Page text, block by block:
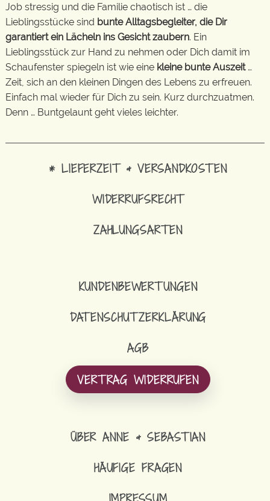
Job stressig und die Familie chaotisch ist … die
Lieblingsstücke sind bunte Alltagsbegleiter, die Dir
garantiert ein Lächeln ins Gesicht zaubern. Ein
Lieblingsstück zur Hand zu nehmen oder Dich damit im
Schaufenster spiegeln ist wie eine kleine bunte Auszeit…
Zeit, sich an den kleinen Dingen des Lebens zu erfreuen.
Einfach mal wieder für Dich zu sein. Kurz durchzuatmen.
Denn … Buntgelaunt geht vieles leichter.
* LIEFERZEIT & VERSANDKOSTEN
WIDERRUFSRECHT
ZAHLUNGSARTEN
KUNDENBEWERTUNGEN
DATENSCHUTZERKLÄRUNG
AGB
VERTRAG WIDERRUFEN
ÜBER ANNE & SEBASTIAN
HÄUFIGE FRAGEN